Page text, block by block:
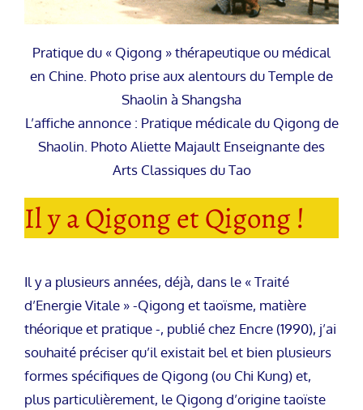
Pratique du « Qigong » thérapeutique ou médical
en Chine. Photo prise aux alentours du Temple de
Shaolin à Shangsha
L’affiche annonce : Pratique médicale du Qigong de
Shaolin. Photo Aliette Majault Enseignante des
Arts Classiques du Tao
Il y a Qigong et Qigong !
Il y a plusieurs années, déjà, dans le « Traité
d’Energie Vitale » -Qigong et taoïsme, matière
théorique et pratique -, publié chez Encre (1990), j’ai
souhaité préciser qu’il existait bel et bien plusieurs
formes spécifiques de Qigong (ou Chi Kung) et,
plus particulièrement, le Qigong d’origine taoïste